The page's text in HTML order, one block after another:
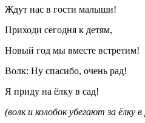
Ждут нас в гости малыши!
Приходи сегодня к детям,
Новый год мы вместе встретим!
Волк: Ну спасибо, очень рад!
Я приду на ёлку в сад!
(волк и колобок убегают за ёлку